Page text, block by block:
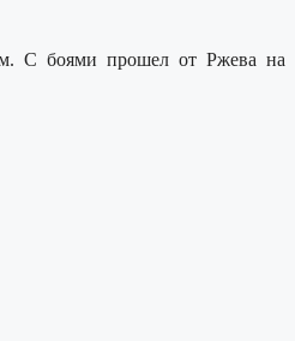
С боями прошел от Ржева на